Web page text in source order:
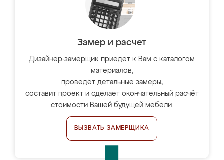
Замер и расчет
Дизайнер-замерщик приедет к Вам с каталогом
материалов,
проведёт детальные замеры,
составит проект и сделает окончательный расчёт
стоимости Вашей будущей мебели.
ВЫЗВАТЬ ЗАМЕРЩИКА